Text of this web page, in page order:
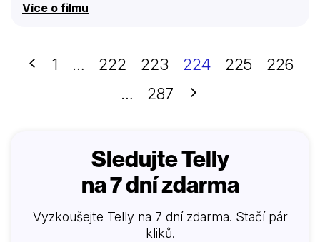
Více o filmu
Předchozí
1 … 222 223 224 225
226
…
287 Další
Sledujte Telly
na 7 dní zdarma
Vyzkoušejte Telly na 7 dní zdarma. Stačí pár
kliků.